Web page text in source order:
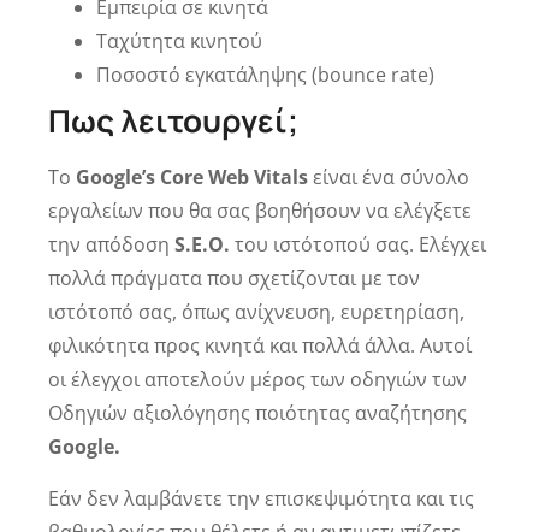
Εμπειρία σε κινητά
Ταχύτητα κινητού
Ποσοστό εγκατάληψης (bounce rate)
Πως λειτουργεί;
Το Google’s Core Web Vitalsείναι ένα σύνολο
εργαλείων που θα σας βοηθήσουν να ελέγξετε
την απόδοση S.E.O. του ιστότοπού σας. Ελέγχει
πολλά πράγματα που σχετίζονται με τον
ιστότοπό σας, όπως ανίχνευση, ευρετηρίαση,
φιλικότητα προς κινητά και πολλά άλλα. Αυτοί
οι έλεγχοι αποτελούν μέρος των οδηγιών των
Οδηγιών αξιολόγησης ποιότητας αναζήτησης
Google.
Εάν δεν λαμβάνετε την επισκεψιμότητα και τις